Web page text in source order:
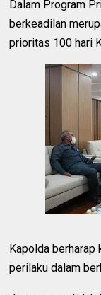
Dalam Program
berkeadilan
prioritas 100 hari
Kapolda berharap
perilaku dalam